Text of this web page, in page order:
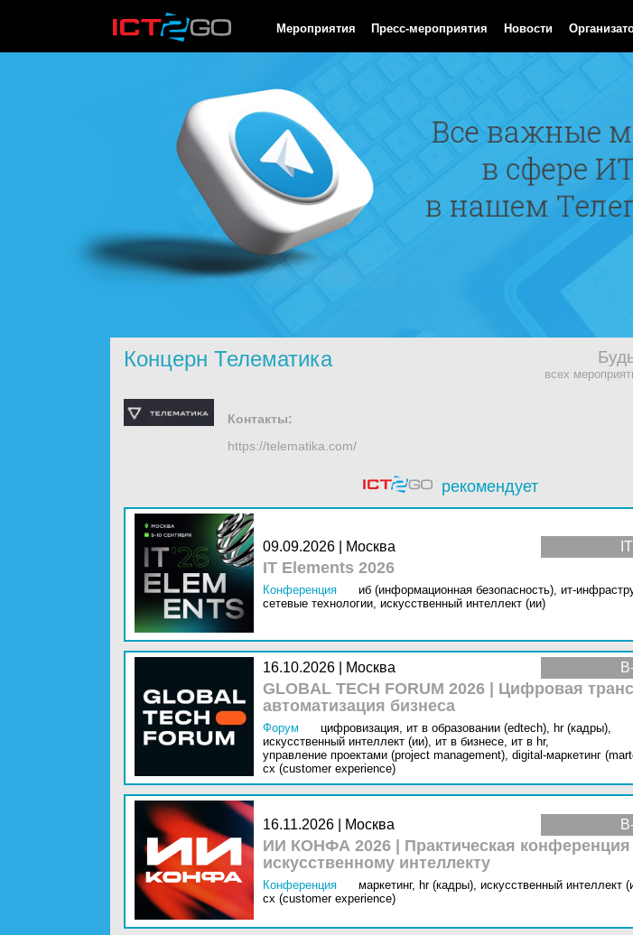
Мероприятия Пресс-мероприятия Новости
Концерн Телематика
всех
Контакты:
https://telematika.com/
рекомендует
09.09.2026 | Москва
IT Elements 2026
Конференция иб (информационная безопасность), ит-
сетевые технологии, искусственный интеллект (ии)
16.10.2026 | Москва
GLOBAL TECH FORUM 2026 | Цифровая
автоматизация бизнеса
Форум цифровизация, ит в образовании (edtech), hr (кадры),
искусственный интеллект (ии), ит в бизнесе, ит в hr,
управление проектами (project management), digital-маркетинг
cx (customer experience)
16.11.2026 | Москва
ИИ КОНФА 2026 | Практическая
искусственному интеллекту
Конференция маркетинг, hr (кадры), искусственный интеллект
cx (customer experience)